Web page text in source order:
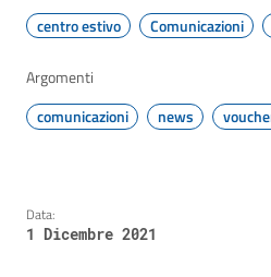
centro estivo
Comunicazioni
Argomenti
comunicazioni
news
Data:
1 Dicembre 2021